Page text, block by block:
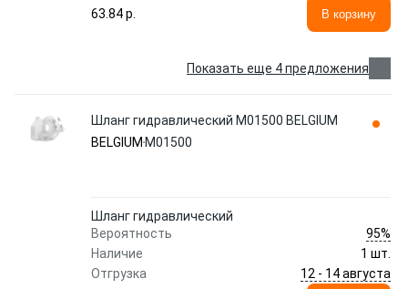
63.84 p.
В корзину
Показать еще 4 предложения
Шланг гидравлический M01500 BELGIUM
BELGIUM M01500
Шланг гидравлический
Вероятность
95%
Наличие
1 шт.
Отгрузка
12 - 14 августа